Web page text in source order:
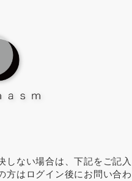
しない場合は、下記をご記入
方はログイン後にお問い合わ